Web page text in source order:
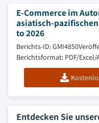
E-Commerce im
asiatisch-
to 2026
Berichts-ID: GMI4850
Berichtsformat: PDF/
Entdecken Sie